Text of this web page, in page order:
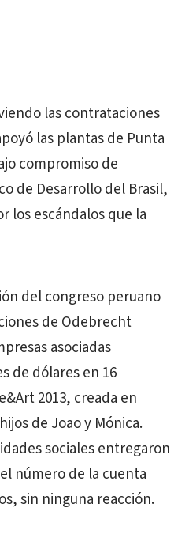
las contrataciones
las plantas de Punta
compromiso de
de Desarrollo del Brasil,
los escándalos que la
del congreso peruano
de Odebrecht
asociadas
de dólares en 16
2013, creada en
de Joao y Mónica.
sociales entregaron
número de la cuenta
sin ninguna reacción.